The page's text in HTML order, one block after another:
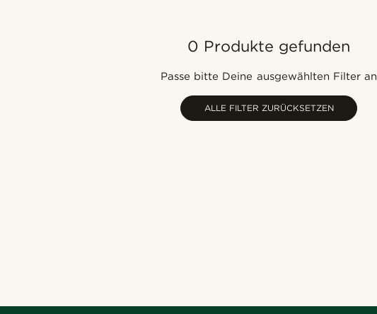
0 Produkte gefunden
Passe bitte Deine ausgewählten Filter an
ALLE FILTER ZURÜCKSETZEN